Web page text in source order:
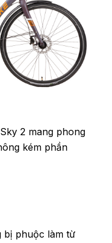
2 mang phong
kém phần
bị phuộc làm từ